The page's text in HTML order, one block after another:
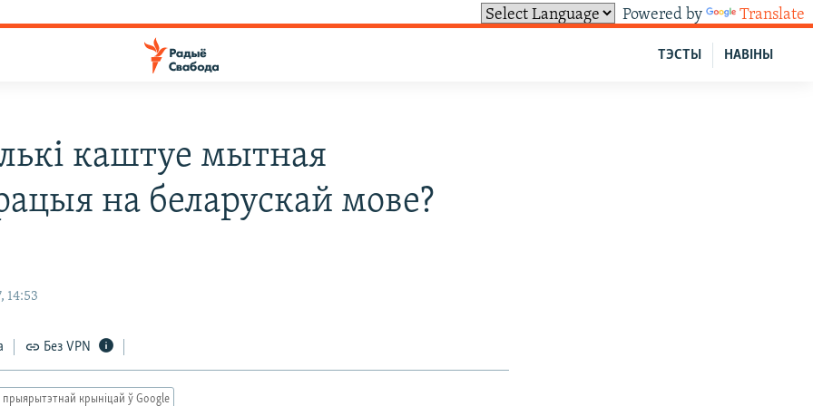
Powered by Translate
НАВІНЫ
ТЭСТЫ
каштуе мытная
на беларускай мове?
14:53
Без VPN
прыярытэтнай крыніцай ў Google